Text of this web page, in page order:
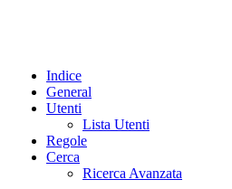
Indice
General
Utenti
Lista Utenti
Regole
Cerca
Ricerca Avanzata